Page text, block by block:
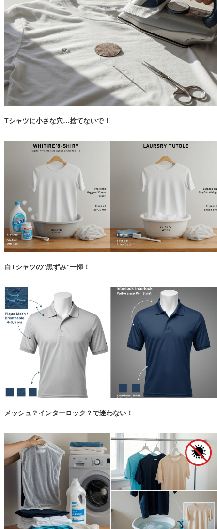
Tシャツに小さな穴…捨てないで！
白Tシャツの“黒ずみ”一掃！
メッシュ？インターロック？で迷わない！